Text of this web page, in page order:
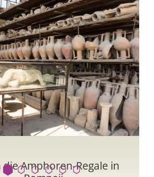
die Amphoren-Regale in